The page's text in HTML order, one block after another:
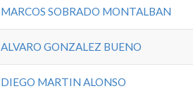
MARCOS SOBRADO MONTALBAN
ALVARO GONZALEZ BUENO
DIEGO MARTIN ALONSO